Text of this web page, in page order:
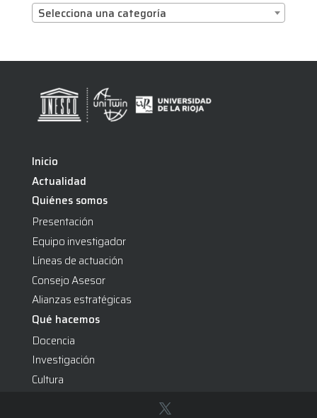
Selecciona una categoría
Inicio
Actualidad
Quiénes somos
Presentación
Equipo investigador
Líneas de actuación
Consejo Asesor
Alianzas estratégicas
Qué hacemos
Docencia
Investigación
Cultura